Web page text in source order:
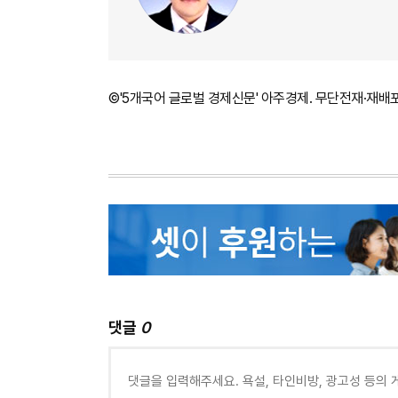
©'5개국어 글로벌 경제신문' 아주경제. 무단전재·재배
댓글 0